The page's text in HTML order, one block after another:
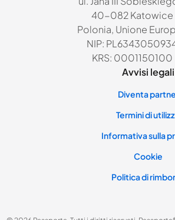
40-082 Katowice
Polonia, Unione
NIP:
KRS: 0001150100
Avvisi legali
Diventa
Termini di
Informativa sulla
Cookie
Politica di